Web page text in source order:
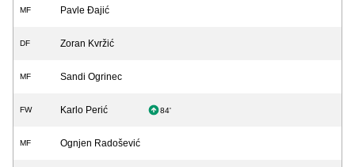
MF Pavle Đajić
DF Zoran Kvržić
MF Sandi Ogrinec
FW Karlo Perić 84'
MF Ognjen Radošević